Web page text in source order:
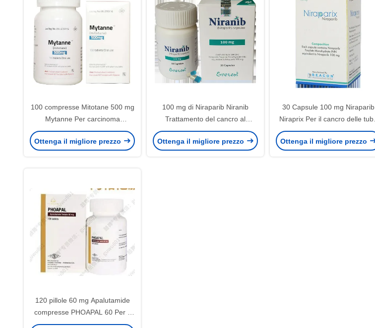
100 compresse Mitotane 500 mg
Mytanne Per carcinoma
adrenocorticale
Ottenga il migliore prezzo
100 mg di Niraparib Niranib
Trattamento del cancro al
peritoneo PARP-1,2 Obiettivo
Ottenga il migliore prezzo
30 Capsule 100 mg Niraparib
Niraprix Per il cancro delle tube
di Falloppio
Ottenga il migliore prezzo
120 pillole 60 mg Apalutamide
compresse PHOAPAL 60 Per il
cancro alla prostata